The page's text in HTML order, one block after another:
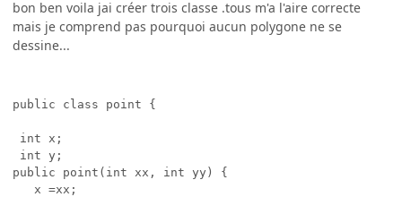
bon ben voila jai créer trois classe .tous m'a l'aire correcte
mais je comprend pas pourquoi aucun polygone ne se
dessine...
public class point {
int x;
int y;
public point(int xx, int yy) {
x =xx;